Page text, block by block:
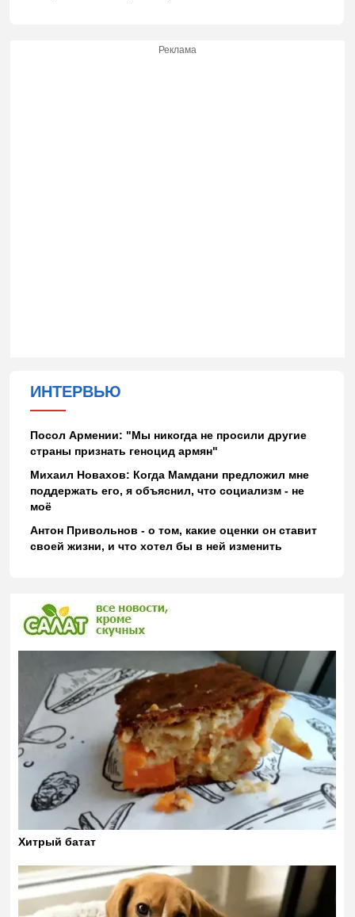
Реклама
ИНТЕРВЬЮ
Посол Армении: "Мы никогда не просили другие
страны признать геноцид армян"
Михаил Новахов: Когда Мамдани предложил мне
поддержать его, я объяснил, что социализм - не
моё
Антон Привольнов - о том, какие оценки он ставит
своей жизни, и что хотел бы в ней изменить